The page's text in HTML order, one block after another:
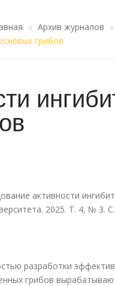
Архив журналов
грибов
активности
2025. Т. 4, № 3.
разработки
грибов